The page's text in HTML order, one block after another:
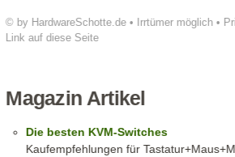
© by HardwareSchotte.de • Irrtümer möglich •
Link auf diese Seite
Magazin Artikel
Die besten KVM-Switches
Kaufempfehlungen für